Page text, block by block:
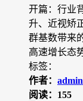
开篇：行业
升、近视矫
群基数带来
高速增长态
标签：
作者： admin
阅读：155